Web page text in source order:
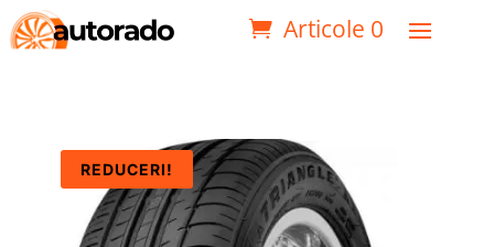
Articole 0
REDUCERI!